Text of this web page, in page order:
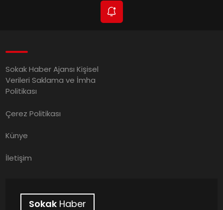
Sokak Haber Ajansı Kişisel
Verileri Saklama ve İmha
Politikası
Çerez Politikası
Künye
İletişim
Sokak Haber